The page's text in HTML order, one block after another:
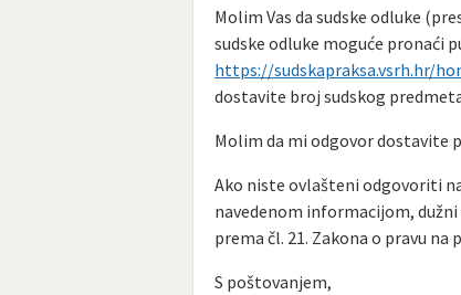
Molim Vas da sudske odluke
sudske odluke moguće pronaći
https://sudskapraksa.vsrh.hr/
dostavite broj sudskog
Molim da mi odgovor dostavite
Ako niste ovlašteni odgovoriti
navedenom informacijom,
prema čl. 21. Zakona o pravu
S poštovanjem,